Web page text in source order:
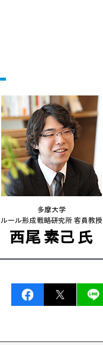
多摩大学
ルール形成戦略研究所 客員教授
西尾 素己 氏